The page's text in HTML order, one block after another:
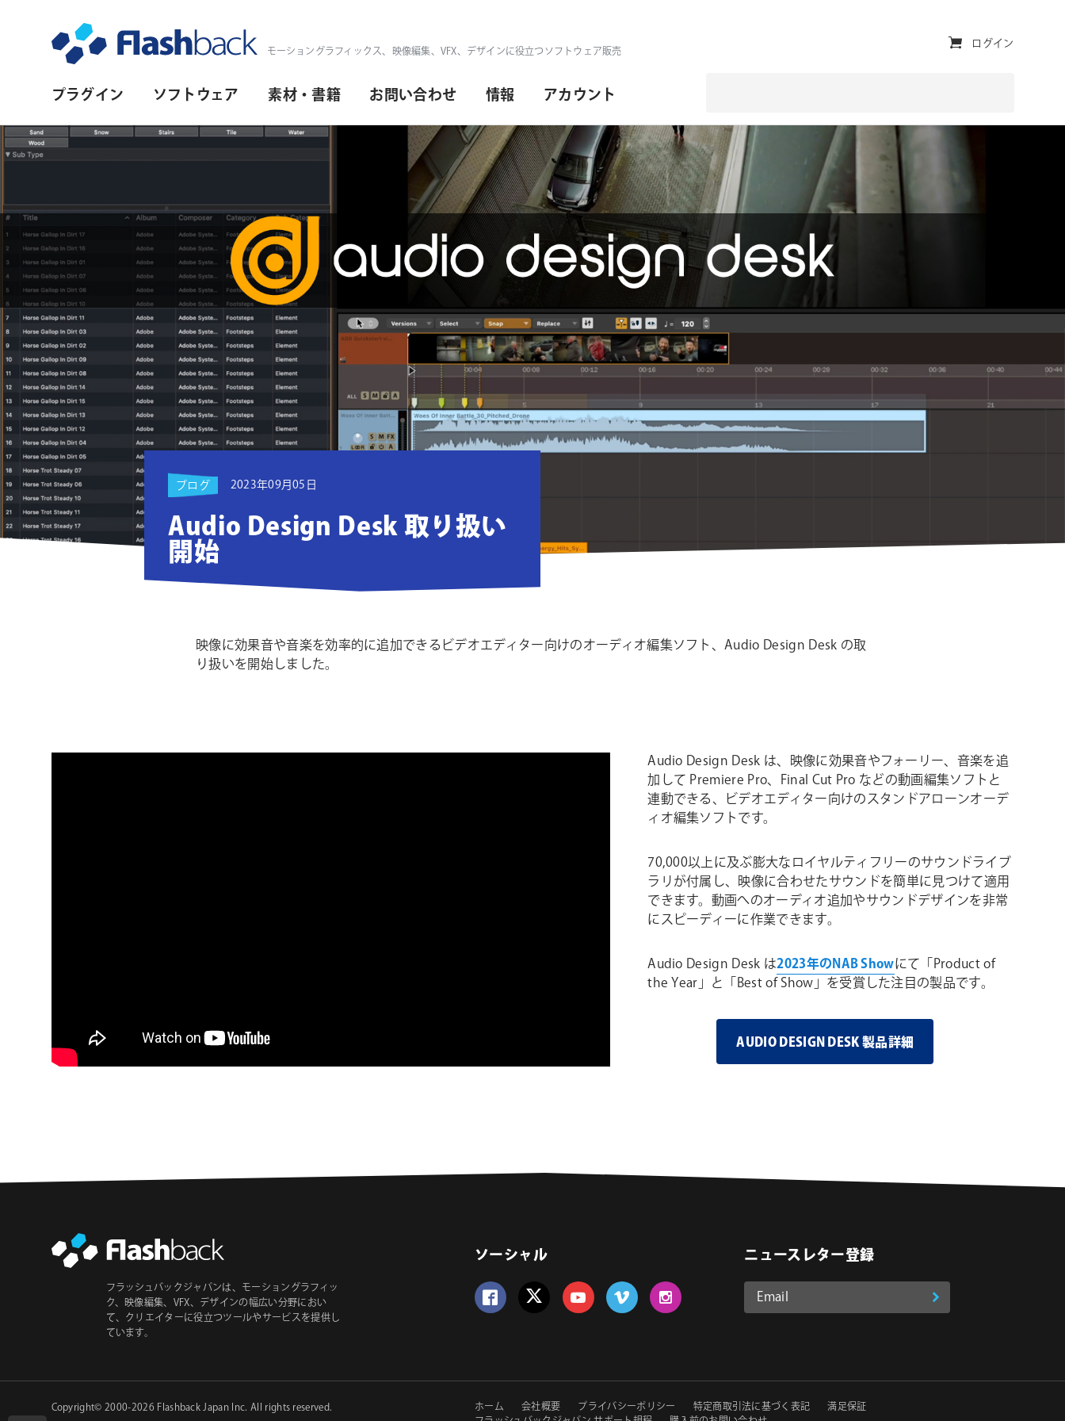
モーショングラフィックス、映像編集、VFX、デザインに役立つソフトウェア販売
プ
イ
リ・
ナ
ビ
ゲ
ー
シ
ョ
ン
プラグイン ソフトウェア 素材・書籍 お問い合わせ 情報 アカウント
ユ
ィ
ィ・
ゲ
ー
シ
ン
ログイン
ブログ 2023年09月05日
Audio Design Desk 取り扱い
開始
映像に効果音や音楽を効率的に追加できるビデオエディター向けのオーディオ編集ソフト、Audio Design Desk の取
り扱いを開始しました。
Audio Design Desk は、映像に効果音やフォーリー、音楽を追
加して Premiere Pro、Final Cut Pro などの動画編集ソフトと
連動できる、ビデオエディター向けのスタンドアローンオーデ
ィオ編集ソフトです。
70,000以上に及ぶ膨大なロイヤルティフリーのサウンドライブ
ラリが付属し、映像に合わせたサウンドを簡単に見つけて適用
できます。動画へのオーディオ追加やサウンドデザインを非常
にスピーディーに作業できます。
Audio Design Desk は2023年のNAB Showにて「Product of
the Year」と「Best of Show」を受賞した注目の製品です。
AUDIO DESIGN DESK 製品詳細
ソーシャル ニュースレター登録
Email
ア
*
必
登
フラッシュバックジャパンは、モーショングラフィッ
ク、映像編集、VFX、デザインの幅広い分野におい
て、クリエイターに役立つツールやサービスを提供し
ています。
セ
ホーム 会社概要 プライバシーポリシー 特定商取引法に基づく表記
満足保証
Copyright© 2000-2026 Flashback Japan Inc. All rights reserved.